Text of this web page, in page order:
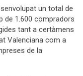
un total de
de 1.600 compradors
tant a certàmens
Valenciana com a
de la